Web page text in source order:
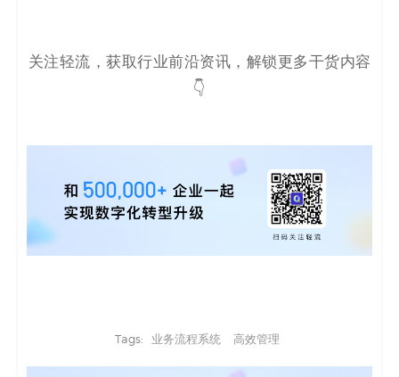
关注轻流，获取行业前沿资讯，解锁更多干货内容
👇
Tags: 业务流程系统 高效管理